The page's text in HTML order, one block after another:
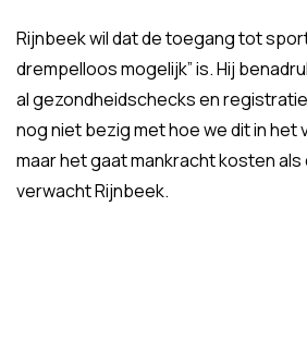
Rijnbeek wil dat de toegang tot
drempelloos mogelijk” is. Hij
al gezondheidschecks en
nog niet bezig met hoe we dit in het
maar het gaat mankracht kosten als
verwacht Rijnbeek.